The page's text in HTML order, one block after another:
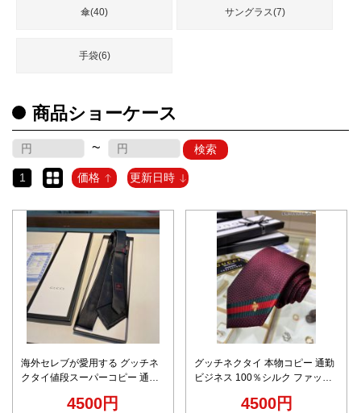
傘(40) サングラス(7)
手袋(6)
商品ショーケース
~ 検索
1 価格 更新日時
海外セレブが愛用する グッチネ
クタイ値段スーパーコピー 通勤
メンズ ブラック4500円
グッチネクタイ 本物コピー 通勤
ビジネス 100％シルク ファッシ
2色可選 レッド4500円